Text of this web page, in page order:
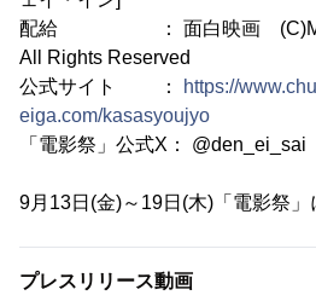
配給 ： 面白映画
All Rights Reserved
公式サイト ：
https://
eiga.com/kasasyoujyo
「電影祭」公式X： @den_ei_sai
9月13日(金)～19日(木)「電影祭」
プレスリリース動画